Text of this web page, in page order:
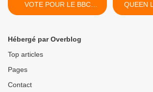
VOTE POUR LE BBC
ROCK N ROLL BAND!
Hébergé par Overblog
Top articles
Pages
Contact